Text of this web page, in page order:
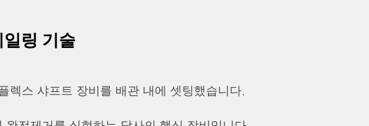
링 기술
렉스 샤프트 장비를 배관 내에 셋팅했습니다.